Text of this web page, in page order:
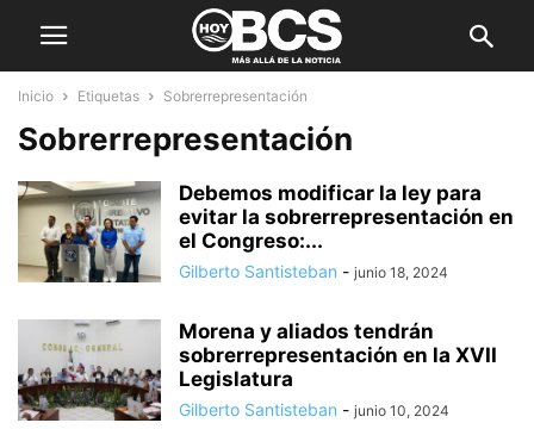
Inicio Etiquetas Sobrerrepresentación
Sobrerrepresentación
Debemos modificar la ley para
evitar la sobrerrepresentación en
el Congreso:...
Gilberto Santisteban - junio 18, 2024
Morena y aliados tendrán
sobrerrepresentación en la XVII
Legislatura
Gilberto Santisteban - junio 10, 2024